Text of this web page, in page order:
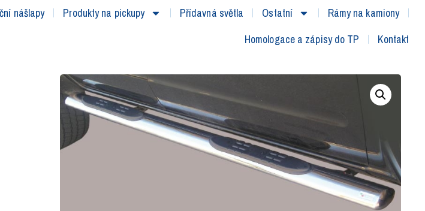
nášlapy Produkty na pickupy Přídavná světla Ostatní
Rámy na kamiony
Homologace a zápisy do TP
Kontakt